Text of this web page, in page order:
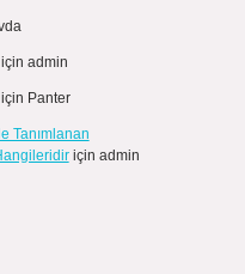
admin
Panter
Tanımlanan
için admin